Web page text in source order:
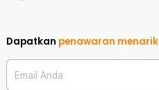
Dapatkan penawaran menarik
Email Anda